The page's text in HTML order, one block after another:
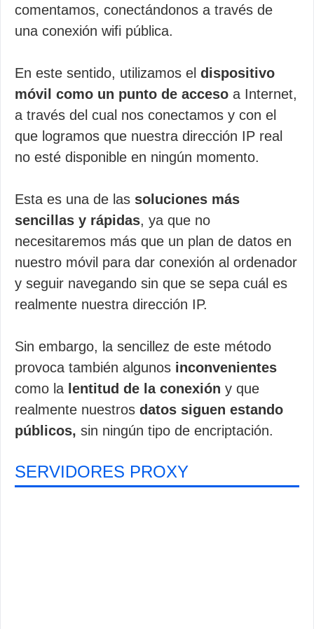
comentamos, conectándonos a través de
una conexión wifi pública.
En este sentido, utilizamos el dispositivo
móvil como un punto de acceso a Internet,
a través del cual nos conectamos y con el
que logramos que nuestra dirección IP real
no esté disponible en ningún momento.
Esta es una de las soluciones más
sencillas y rápidas, ya que no
necesitaremos más que un plan de datos en
nuestro móvil para dar conexión al ordenador
y seguir navegando sin que se sepa cuál es
realmente nuestra dirección IP.
Sin embargo, la sencillez de este método
provoca también algunos inconvenientes
como la lentitud de la conexión y que
realmente nuestros datos siguen estando
públicos, sin ningún tipo de encriptación.
SERVIDORES PROXY